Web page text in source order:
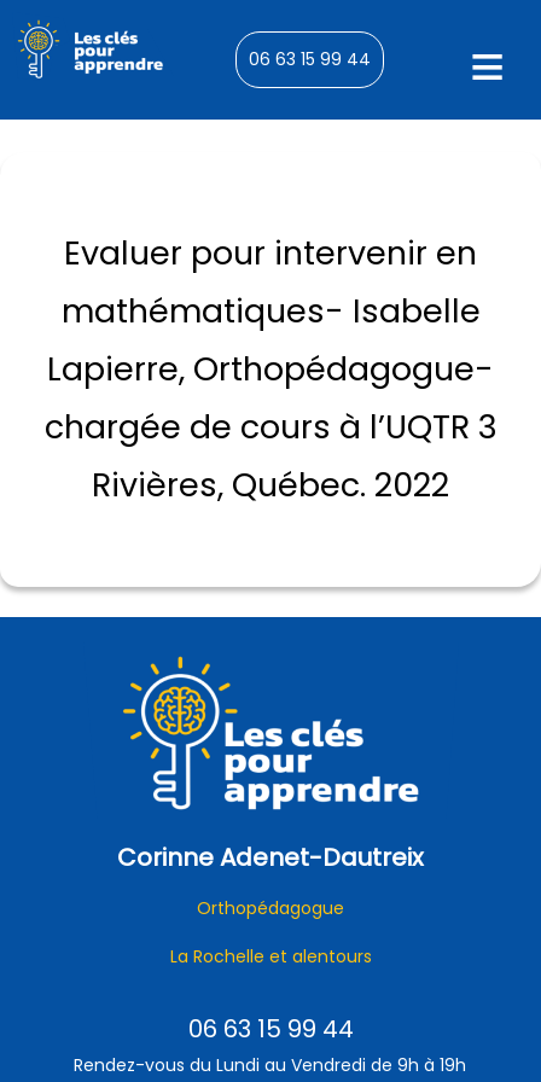
06 63 15 99 44
Evaluer pour intervenir en
mathématiques- Isabelle
Lapierre, Orthopédagogue-
chargée de cours à l’UQTR 3
Rivières, Québec. 2022
Corinne Adenet-Dautreix
Orthopédagogue
La Rochelle et alentours
06 63 15 99 44
Rendez-vous du Lundi au Vendredi de 9h à 19h